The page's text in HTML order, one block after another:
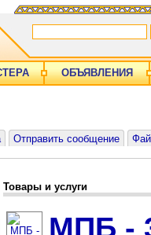
ОБЪЯВЛЕНИЯ
Отправить сообщение
Товары и услуги
МПБ -